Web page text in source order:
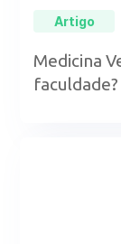
Artigo
Medicina
faculdade?